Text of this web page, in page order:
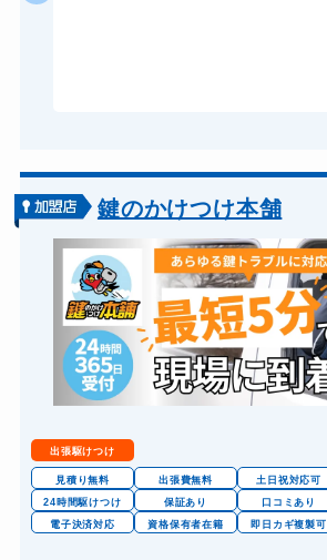
鍵のかけつけ本舗
出張駆けつけ
見積り無料 出張費無料 土日祝対応可
24時間駆けつけ
保証あり 口コミあり
電子決済対応
資格保有者在籍 即日カギ複製可